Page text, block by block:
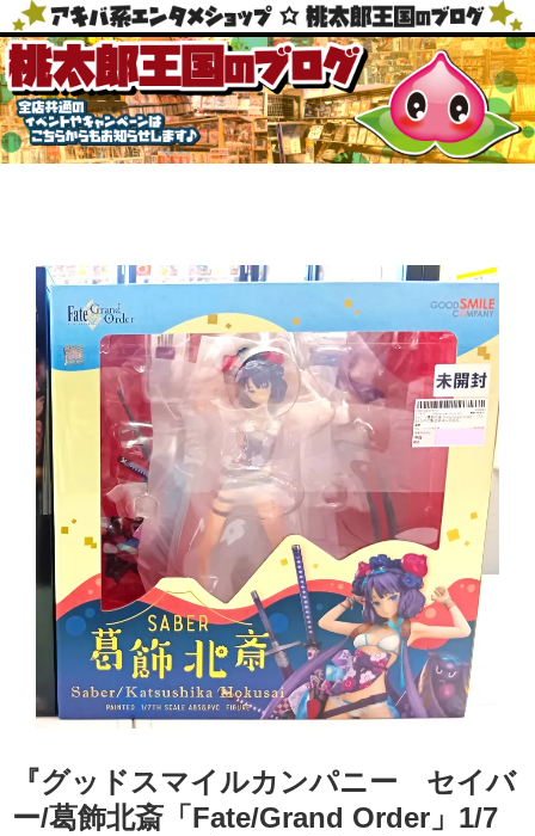
『グッドスマイルカンパニー セイバ
ー/葛飾北斎「Fate/Grand Order」1/7